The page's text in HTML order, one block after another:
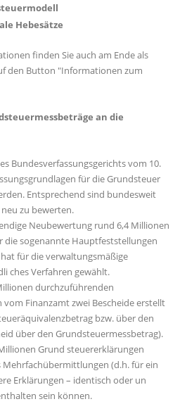
Hebesätze
finden Sie auch am Ende als
den Button "Informationen zum
an die
Bundesverfassungsgerichts vom 10.
für die Grundsteuer
Entsprechend sind bundesweit
zu bewerten.
Neubewertung rund 6,4 Millionen
die sogenannte Hauptfeststellungen
für die verwaltungsmäßige
ches Verfahren gewählt.
durchzuführenden
Finanzamt zwei Bescheide erstellt
bzw. über den
über den Grundsteuermessbetrag).
Grund steuererklärungen
Mehrfachübermittlungen (d.h. für ein
Erklärungen – identisch oder un
sein können.